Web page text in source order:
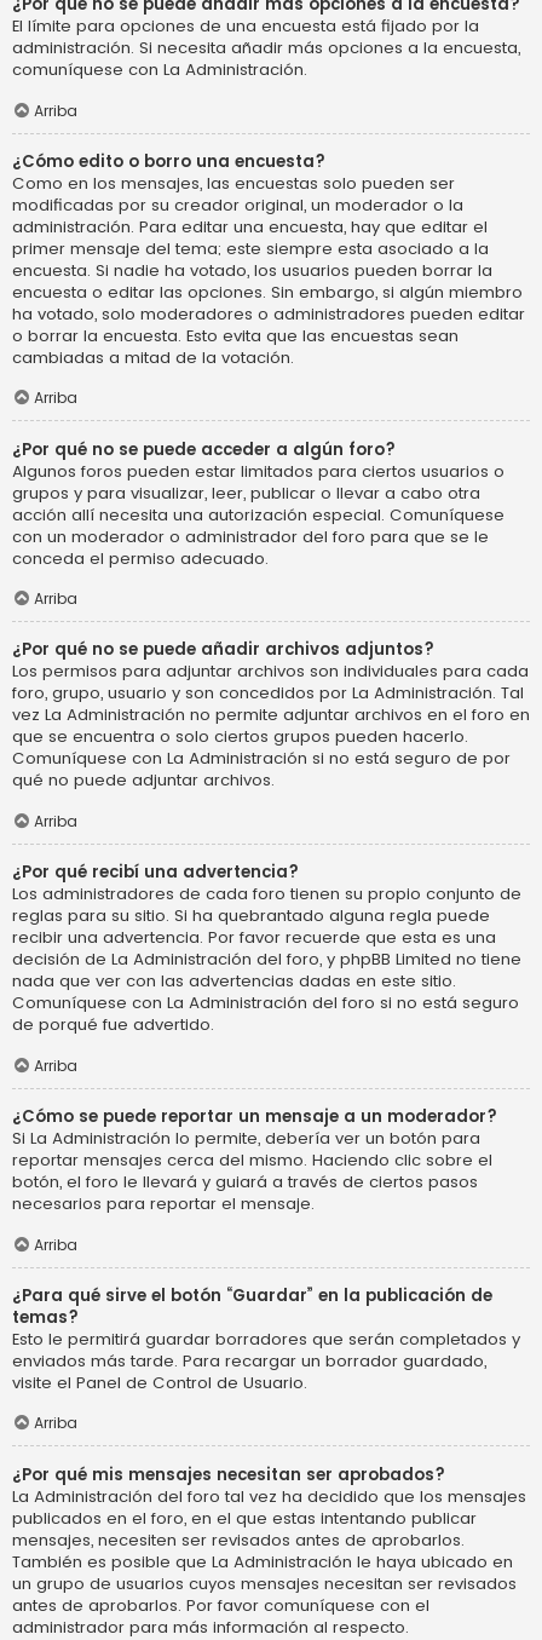
El límite para opciones de una encuesta está fijado por la
administración. Si necesita añadir más opciones a la encuesta,
comuníquese con La Administración.
Arriba
¿Cómo edito o borro una encuesta?
Como en los mensajes, las encuestas solo pueden ser
modificadas por su creador original, un moderador o la
administración. Para editar una encuesta, hay que editar el
primer mensaje del tema; este siempre esta asociado a la
encuesta. Si nadie ha votado, los usuarios pueden borrar la
encuesta o editar las opciones. Sin embargo, si algún miembro
ha votado, solo moderadores o administradores pueden editar
o borrar la encuesta. Esto evita que las encuestas sean
cambiadas a mitad de la votación.
Arriba
¿Por qué no se puede acceder a algún foro?
Algunos foros pueden estar limitados para ciertos usuarios o
grupos y para visualizar, leer, publicar o llevar a cabo otra
acción allí necesita una autorización especial. Comuníquese
con un moderador o administrador del foro para que se le
conceda el permiso adecuado.
Arriba
¿Por qué no se puede añadir archivos adjuntos?
Los permisos para adjuntar archivos son individuales para cada
foro, grupo, usuario y son concedidos por La Administración. Tal
vez La Administración no permite adjuntar archivos en el foro en
que se encuentra o solo ciertos grupos pueden hacerlo.
Comuníquese con La Administración si no está seguro de por
qué no puede adjuntar archivos.
Arriba
¿Por qué recibí una advertencia?
Los administradores de cada foro tienen su propio conjunto de
reglas para su sitio. Si ha quebrantado alguna regla puede
recibir una advertencia. Por favor recuerde que esta es una
decisión de La Administración del foro, y phpBB Limited no tiene
nada que ver con las advertencias dadas en este sitio.
Comuníquese con La Administración del foro si no está seguro
de porqué fue advertido.
Arriba
¿Cómo se puede reportar un mensaje a un moderador?
Si La Administración lo permite, debería ver un botón para
reportar mensajes cerca del mismo. Haciendo clic sobre el
botón, el foro le llevará y guiará a través de ciertos pasos
necesarios para reportar el mensaje.
Arriba
¿Para qué sirve el botón “Guardar” en la publicación de
temas?
Esto le permitirá guardar borradores que serán completados y
enviados más tarde. Para recargar un borrador guardado,
visite el Panel de Control de Usuario.
Arriba
¿Por qué mis mensajes necesitan ser aprobados?
La Administración del foro tal vez ha decidido que los mensajes
publicados en el foro, en el que estas intentando publicar
mensajes, necesiten ser revisados antes de aprobarlos.
También es posible que La Administración le haya ubicado en
un grupo de usuarios cuyos mensajes necesitan ser revisados
antes de aprobarlos. Por favor comuníquese con el
administrador para más información al respecto.